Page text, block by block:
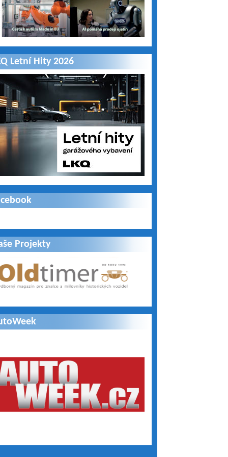
Letní Hity 2026
Projekty